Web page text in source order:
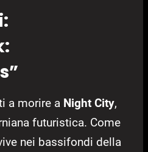
a morire a Night City,
futuristica. Come
nei bassifondi della